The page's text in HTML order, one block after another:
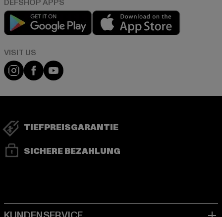
Play market
Visit our Instagram page:
Visit our Facebook page:
Visit our YouTube channel:
TIEFPREISGARANTIE
SICHERE BEZAHLUNG